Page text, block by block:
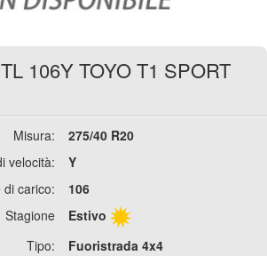
106Y TOYO T1 SPORT
Misura:
275/40 R20
velocità:
Y
di carico:
106
Stagione
Estivo
Tipo:
Fuoristrada 4x4